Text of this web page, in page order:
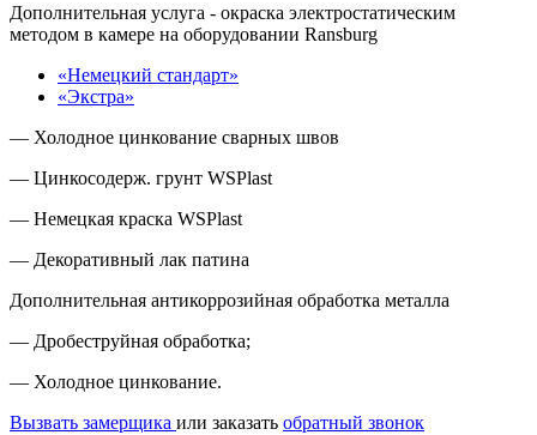
Дополнительная услуга - окраска электростатическим
методом в камере на оборудовании Ransburg
«Немецкий стандарт»
«Экстра»
— Холодное цинкование сварных швов
— Цинкосодерж. грунт WSPlast
— Немецкая краска WSPlast
— Декоративный лак патина
Дополнительная антикоррозийная обработка металла
— Дробеструйная обработка;
— Холодное цинкование.
Вызвать замерщика или заказать обратный звонок